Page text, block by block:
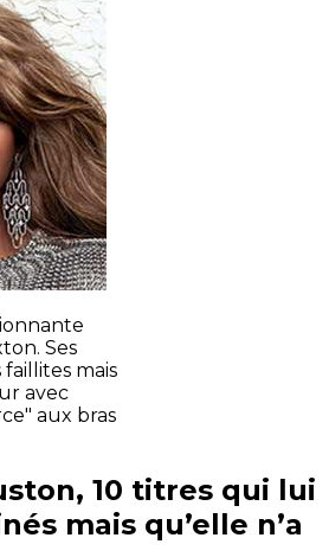
Ses
faillites mais
avec
aux bras
10 titres qui lui
mais qu’elle n’a